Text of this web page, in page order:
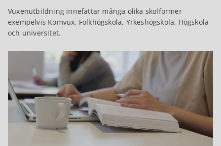
Vuxenutbildning innefattar många olika skolformer
exempelvis Komvux, Folkhögskola, Yrkeshögskola, Högskola
och universitet.